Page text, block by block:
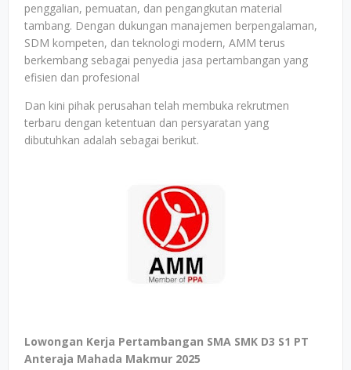
penggalian, pemuatan, dan pengangkutan material
tambang. Dengan dukungan manajemen berpengalaman,
SDM kompeten, dan teknologi modern, AMM terus
berkembang sebagai penyedia jasa pertambangan yang
efisien dan profesional
Dan kini pihak perusahan telah membuka rekrutmen
terbaru dengan ketentuan dan persyaratan yang
dibutuhkan adalah sebagai berikut.
Lowongan Kerja Pertambangan SMA SMK D3 S1 PT
Anteraja Mahada Makmur 2025